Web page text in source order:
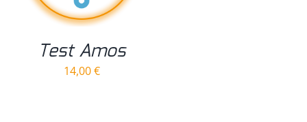
Test Amos
14,00€